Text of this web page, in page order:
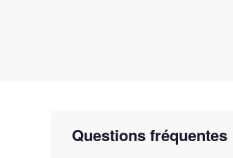
Questions fréquentes